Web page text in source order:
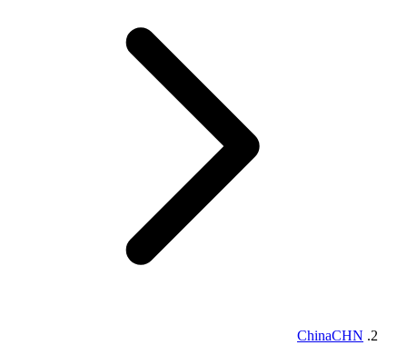
ChinaCHN